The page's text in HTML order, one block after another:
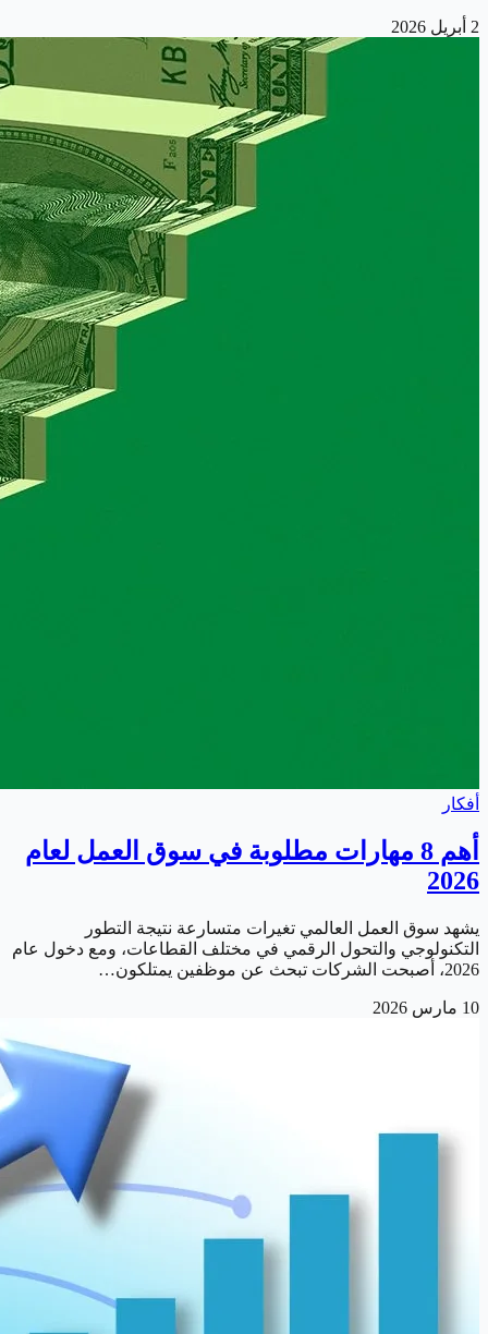
2 أبريل 2026
أفكار
أهم 8 مهارات مطلوبة في سوق العمل لعام
2026
يشهد سوق العمل العالمي تغيرات متسارعة نتيجة التطور
التكنولوجي والتحول الرقمي في مختلف القطاعات، ومع دخول عام
2026، أصبحت الشركات تبحث عن موظفين يمتلكون…
10 مارس 2026